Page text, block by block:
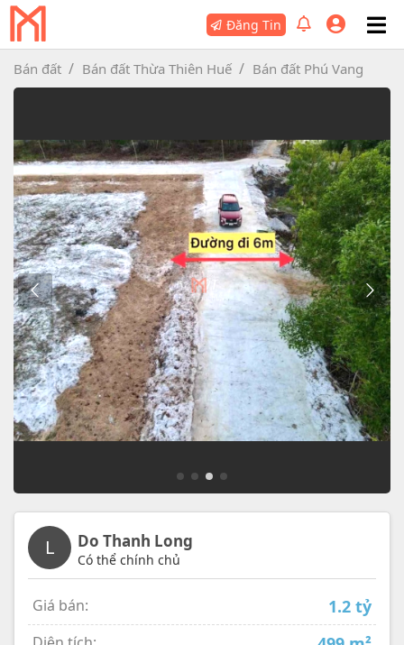
Đăng Tin
Bán đất Bán đất Thừa Thiên Huế Bán đất Phú Vang
L Do Thanh Long
Có thể chính chủ
Giá bán: 1.2 tỷ